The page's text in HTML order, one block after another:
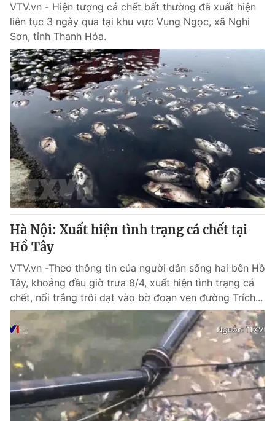
Liên hệ tòa soạn English
THỜI BÁO VTV
Theo dõi báo trên
Cơ quan chủ quản:
Đài Truyền hình Việt Nam
Cơ quan báo chí:Thời báo VTV
Giấy phép hoạt động báo in và báo điện tử số 483/GP-BTTTT
cấp ngày 29/12/2023
Tổng Biên tập:Vũ Thanh Thủy
Phó Tổng Biên tập: Nguyễn Thị Mỹ Hạnh, Phạm Quốc Thắng,
Nguyễn Trọng Ninh
024.38 355 931 - 024.38 355 932
Ðiện thoại Thời báo VTV:024.66 897 897
Email: toasoan@vtv.vn
Liên hệ quảng cáo:024-7300.7108
VTV.vn - Hiện tượng cá chết bất thường đã xuất hiện
liên tục 3 ngày qua tại khu vực Vụng Ngọc, xã Nghi
Sơn, tỉnh Thanh Hóa.
Hà Nội: Xuất hiện tình trạng cá chết tại
Hồ Tây
VTV.vn -Theo thông tin của người dân sống hai bên Hồ
Tây, khoảng đầu giờ trưa 8/4, xuất hiện tình trạng cá
chết, nổi trắng trôi dạt vào bờ đoạn ven đường Trích...